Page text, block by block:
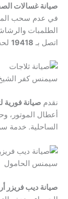
صيانة غسالات
في عدم سحب
الطلمبات
اتصل بـ 19418
نقدم صيانة فورية
أعطال الموتور،
الساحلية. خدمة
صيانة ديب فريزر